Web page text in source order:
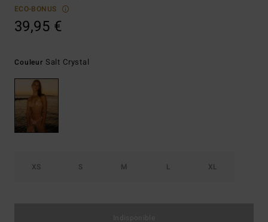
ECO-BONUS
39,95 €
Couleur Salt Crystal
XS S M L XL